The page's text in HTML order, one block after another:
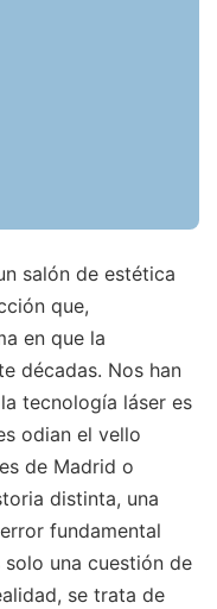
salón de estética
que,
en que la
décadas. Nos han
tecnología láser es
odian el vello
de Madrid o
distinta, una
fundamental
una cuestión de
se trata de